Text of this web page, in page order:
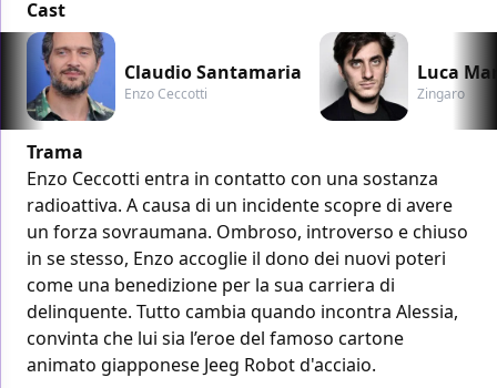
Cast
Claudio Santamaria
Enzo Ceccotti
Luca
Zingaro
Trama
Enzo Ceccotti entra in contatto con una sostanza
radioattiva. A causa di un incidente scopre di avere
un forza sovraumana. Ombroso, introverso e chiuso
in se stesso, Enzo accoglie il dono dei nuovi poteri
come una benedizione per la sua carriera di
delinquente. Tutto cambia quando incontra Alessia,
convinta che lui sia l’eroe del famoso cartone
animato giapponese Jeeg Robot d'acciaio.